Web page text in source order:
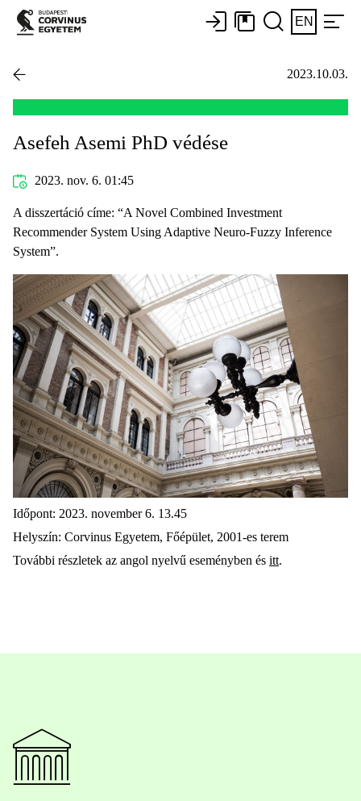
EN
2023.10.03.
Asefeh Asemi PhD védése
2023. nov. 6. 01:45
A disszertáció címe: “A Novel Combined Investment
Recommender System Using Adaptive Neuro-Fuzzy Inference
System”.
Időpont: 2023. november 6. 13.45
Helyszín: Corvinus Egyetem, Főépület, 2001-es terem
További részletek az angol nyelvű eseményben és itt.